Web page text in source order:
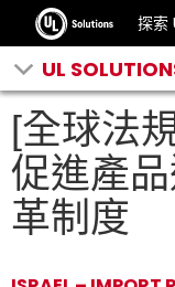
探索
UL
[全球法
促進產
革制度